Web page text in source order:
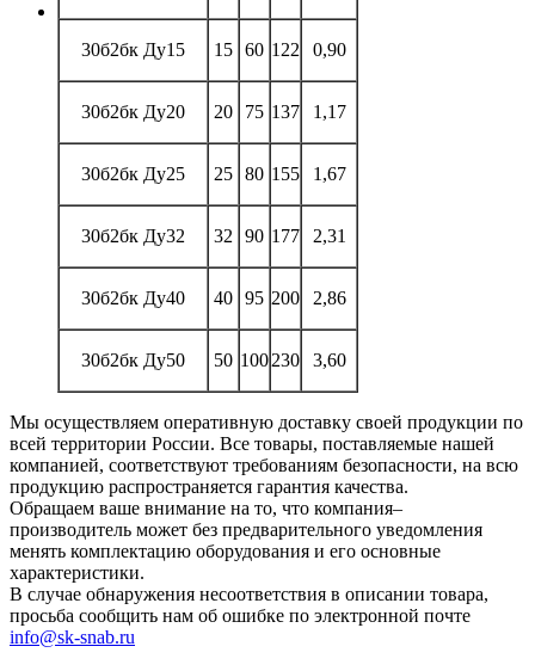
30б2бк Ду15 15 60 122 0,90
30б2бк Ду20 20 75 137 1,17
30б2бк Ду25 25 80 155 1,67
30б2бк Ду32 32 90 177 2,31
30б2бк Ду40 40 95 200 2,86
30б2бк Ду50 50 100230 3,60
Мы осуществляем оперативную доставку своей продукции по
всей территории России. Все товары, поставляемые нашей
компанией, соответствуют требованиям безопасности, на всю
продукцию распространяется гарантия качества.
Обращаем ваше внимание на то, что компания–
производитель может без предварительного уведомления
менять комплектацию оборудования и его основные
характеристики.
В случае обнаружения несоответствия в описании товара,
просьба сообщить нам об ошибке по электронной почте
info@sk-snab.ru